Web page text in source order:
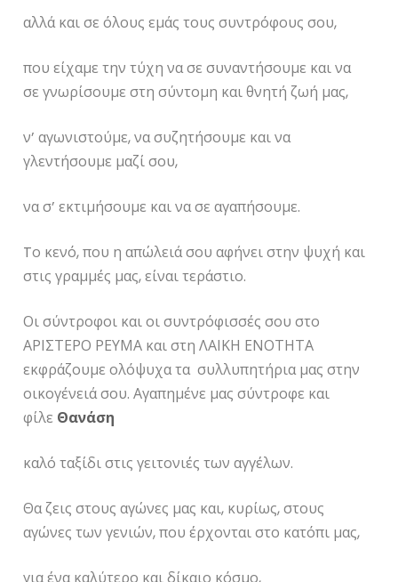
αλλά και σε όλους εμάς τους συντρόφους σου,
που είχαμε την τύχη να σε συναντήσουμε και να
σε γνωρίσουμε στη σύντομη και θνητή ζωή μας,
ν’ αγωνιστούμε, να συζητήσουμε και να
γλεντήσουμε μαζί σου,
να σ’ εκτιμήσουμε και να σε αγαπήσουμε.
Tο κενό, που η απώλειά σου αφήνει στην ψυχή και
στις γραμμές μας, είναι τεράστιο.
Οι σύντροφοι και οι συντρόφισσές σου στο
ΑΡΙΣΤΕΡΟ ΡΕΥΜΑ και στη ΛΑΙΚΗ ΕΝΟΤΗΤΑ
εκφράζουμε ολόψυχα τα συλλυπητήρια μας στην
οικογένειά σου. Αγαπημένε μας σύντροφε και
φίλε Θανάση
καλό ταξίδι στις γειτονιές των αγγέλων.
Θα ζεις στους αγώνες μας και, κυρίως, στους
αγώνες των γενιών, που έρχονται στο κατόπι μας,
για ένα καλύτερο και δίκαιο κόσμο,